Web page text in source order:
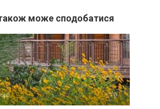
може сподобатися
0